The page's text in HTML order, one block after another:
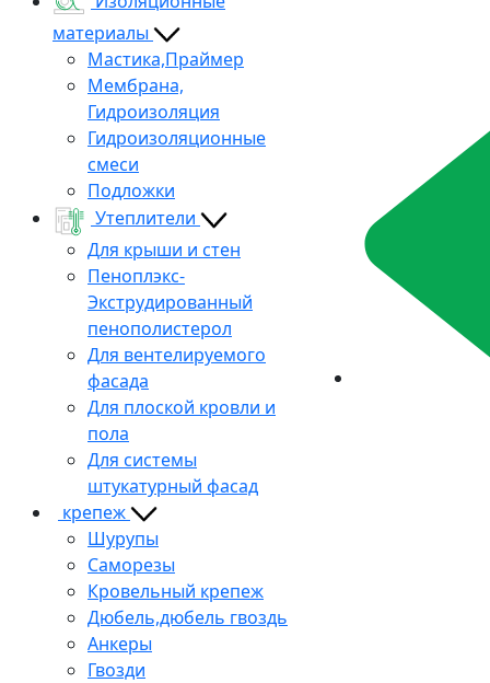
материалы
Мастика,Праймер
Мембрана,
Гидроизоляция
Гидроизоляционные
смеси
Подложки
Утеплители
Для крыши и стен
Пеноплэкс-
Экструдированный
пенополистерол
Для вентелируемого
фасада
Для плоской кровли и
пола
Для системы
штукатурный фасад
крепеж
Шурупы
Саморезы
Кровельный крепеж
Дюбель,дюбель гвоздь
Анкеры
Гвозди